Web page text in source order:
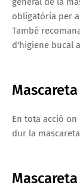
obligatòria per
També
d'higiene bucal
En tota acció
dur la